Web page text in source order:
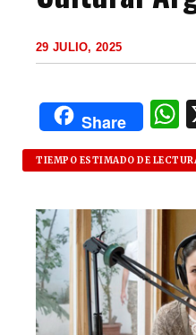
29 JULIO, 2025
Share
s
p
p
TIEMPO ESTIMADO DE